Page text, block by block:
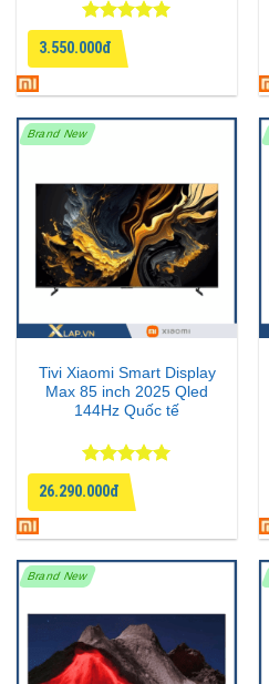
Được xếp
hạng5
sao
3.550.000đ
Brand New
Tivi Xiaomi Smart Display
Max 85 inch 2025 Qled
144Hz Quốc tế
Được xếp
hạng
55
sao
26.290.000đ
Brand New